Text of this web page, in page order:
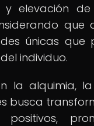
y elevación
que
únicas que
individuo.
la alquimia,
busca
positivos,